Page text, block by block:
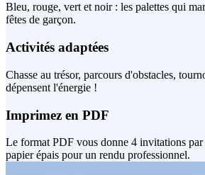
Bleu, rouge, vert et noir : les palettes qui
fêtes de garçon.
Activités adaptées
Chasse au trésor, parcours d'obstacles,
dépensent l'énergie !
Imprimez en PDF
Le format PDF vous donne 4 invitations
papier épais pour un rendu professionnel.